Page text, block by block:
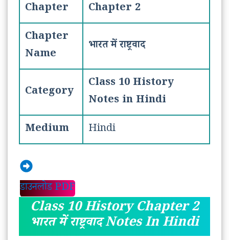
Chapter
Chapter 2
Chapter
Name
भारत में राष्ट्रवाद
Category
Class 10 History
Notes in Hindi
Medium
Hindi
डाउनलोड PDF
Class 10 History Chapter 2
भारत में राष्ट्रवाद Notes In Hindi